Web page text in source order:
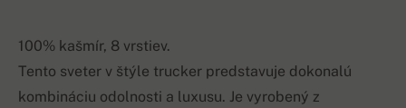
100% kašmír, 8 vrstiev.
Tento sveter v štýle trucker predstavuje dokonalú
kombináciu odolnosti a luxusu. Je vyrobený z